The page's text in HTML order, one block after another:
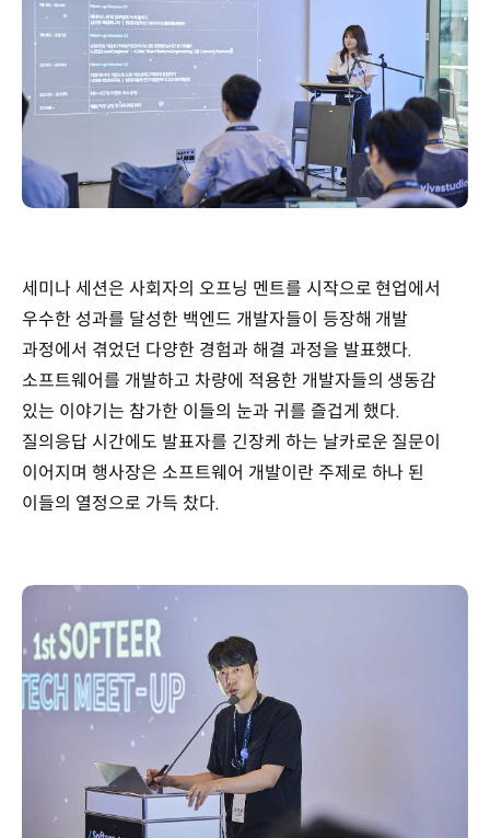
세미나 세션은 사회자의 오프닝 멘트를 시작으로 현업에서
우수한 성과를 달성한 백엔드 개발자들이 등장해 개발
과정에서 겪었던 다양한 경험과 해결 과정을 발표했다.
소프트웨어를 개발하고 차량에 적용한 개발자들의 생동감
있는 이야기는 참가한 이들의 눈과 귀를 즐겁게 했다.
질의응답 시간에도 발표자를 긴장케 하는 날카로운 질문이
이어지며 행사장은 소프트웨어 개발이란 주제로 하나 된
이들의 열정으로 가득 찼다.